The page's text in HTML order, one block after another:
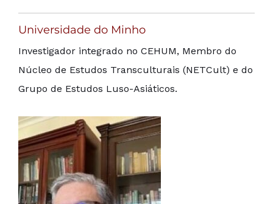
Universidade do Minho
Investigador integrado no CEHUM, Membro do
Núcleo de Estudos Transculturais (NETCult) e do
Grupo de Estudos Luso-Asiáticos.